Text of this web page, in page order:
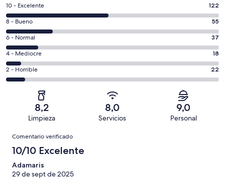
122
comentarios
de
un
total
de
254
con
puntuación
10 - Excelente 122
55
comentarios
de
un
total
de
254
puntuación
Bueno
8 - Bueno 55
37
comentarios
de
un
total
puntuación
Normal
6 - Normal 37
18
comentarios
de
una
puntuación
4 - Mediocre 18
22
comentarios
254
una
puntuación
de
2 - Horrible 22
8,2
Limpieza
8,0
Servicios
9,0
Personal
Comentarios
Comentario verificado
10/10 Excelente
Adamaris
29 de sept de 2025